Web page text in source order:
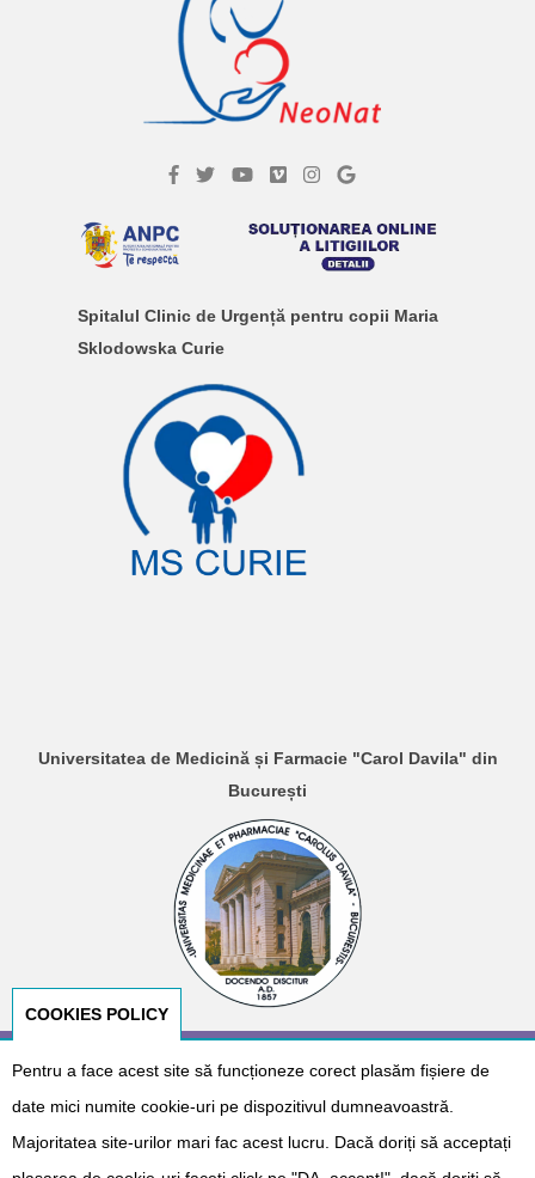
Spitalul Clinic de Urgență pentru copii Maria
Sklodowska Curie
Universitatea de Medicină și Farmacie "Carol Davila" din
București
© Copyright 2026 E-NeoNat. Designed byDr. Cătălin Gabriel
COOKIES POLICY
Pentru a face acest site să funcționeze corect plasăm fișiere de
date mici numite cookie-uri pe dispozitivul dumneavoastră.
Majoritatea site-urilor mari fac acest lucru. Dacă doriți să acceptați